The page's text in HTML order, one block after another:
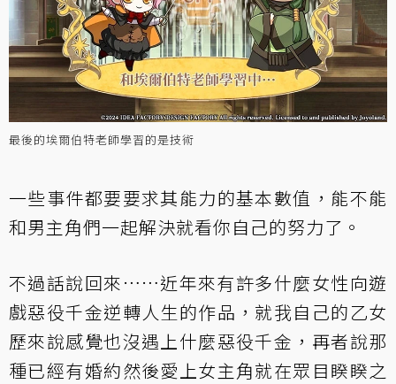
最後的埃爾伯特老師學習的是技術
一些事件都要要求其能力的基本數值，能不能
和男主角們一起解決就看你自己的努力了。
不過話說回來……近年來有許多什麼女性向遊
戲惡役千金逆轉人生的作品，就我自己的乙女
歷來說感覺也沒遇上什麼惡役千金，再者說那
種已經有婚約然後愛上女主角就在眾目睽睽之